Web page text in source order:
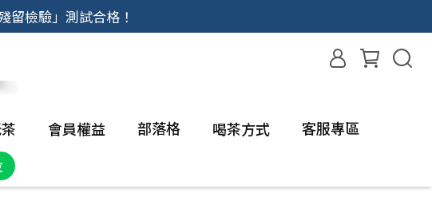
留檢驗」測試合格！
會員權益 部落格 喝茶方式 客服專區